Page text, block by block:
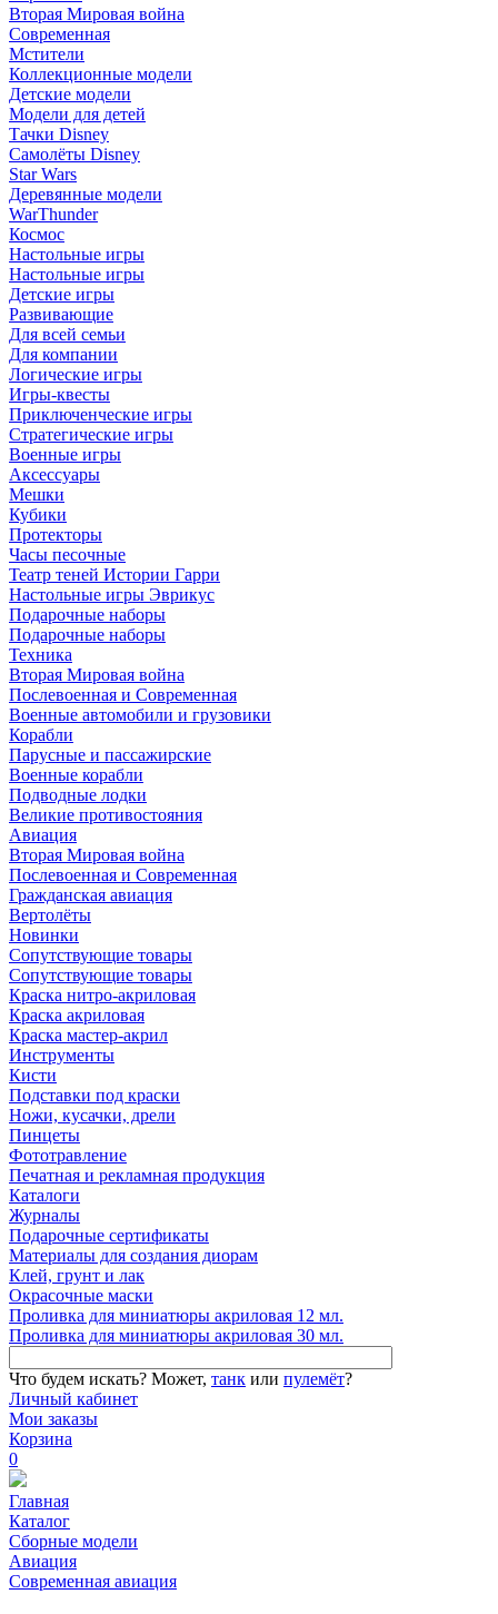
Вторая Мировая война
Современная
Мстители
Коллекционные модели
Детские модели
Модели для детей
Тачки Disney
Самолёты Disney
Star Wars
Деревянные модели
WarThunder
Космос
Настольные игры
Настольные игры
Детские игры
Развивающие
Для всей семьи
Для компании
Логические игры
Игры-квесты
Приключенческие игры
Стратегические игры
Военные игры
Аксессуары
Мешки
Кубики
Протекторы
Часы песочные
Театр теней Истории Гарри
Настольные игры Эврикус
Подарочные наборы
Подарочные наборы
Техника
Вторая Мировая война
Послевоенная и Современная
Военные автомобили и грузовики
Корабли
Парусные и пассажирские
Военные корабли
Подводные лодки
Великие противостояния
Авиация
Вторая Мировая война
Послевоенная и Современная
Гражданская авиация
Вертолёты
Новинки
Сопутствующие товары
Сопутствующие товары
Краска нитро-акриловая
Краска акриловая
Краска мастер-акрил
Инструменты
Кисти
Подставки под краски
Ножи, кусачки, дрели
Пинцеты
Фототравление
Печатная и рекламная продукция
Каталоги
Журналы
Подарочные сертификаты
Материалы для создания диорам
Клей, грунт и лак
Окрасочные маски
Проливка для миниатюры акриловая 12 мл.
Проливка для миниатюры акриловая 30 мл.
Что будем искать? Может, танк или пулемёт?
Личный кабинет
Мои заказы
Корзина
0
Главная
Каталог
Сборные модели
Авиация
Современная авиация